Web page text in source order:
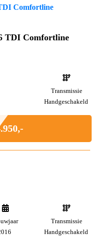
TDI Comfortline
Transmissie
Handgeschakeld
Transmissie
Handgeschakeld